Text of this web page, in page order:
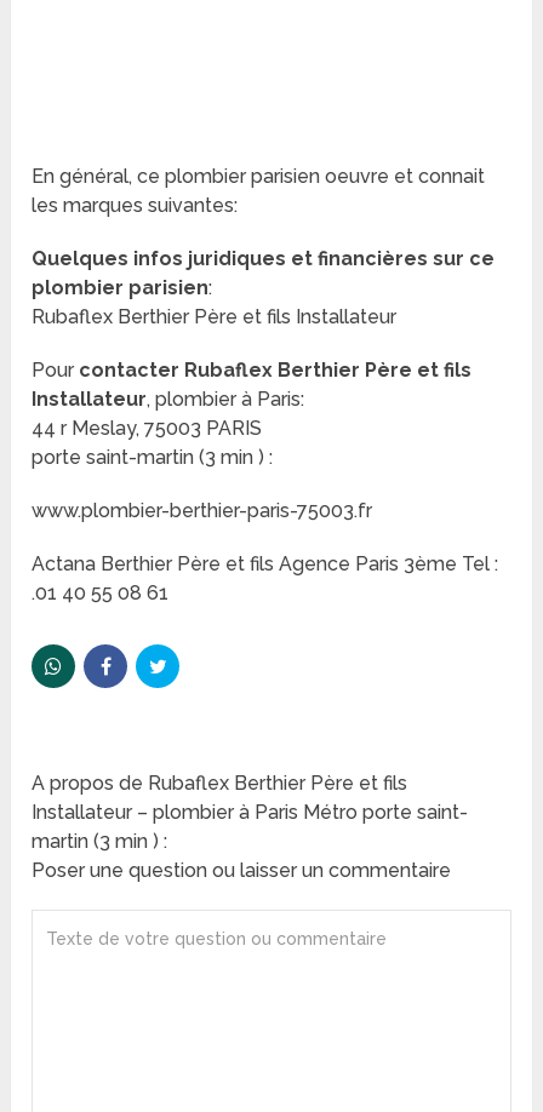
En général, ce plombier parisien oeuvre et connait
les marques suivantes:
Quelques infos juridiques et financières sur ce
plombier parisien:
Rubaflex Berthier Père et fils Installateur
Pour contacter Rubaflex Berthier Père et fils
Installateur, plombier à Paris:
44 r Meslay, 75003 PARIS
porte saint-martin (3 min ) :
www.plombier-berthier-paris-75003.fr
Actana Berthier Père et fils Agence Paris 3ème Tel :
.01 40 55 08 61
A propos de Rubaflex Berthier Père et fils
Installateur – plombier à Paris Métro porte saint-
martin (3 min ) :
Poser une question ou laisser un commentaire